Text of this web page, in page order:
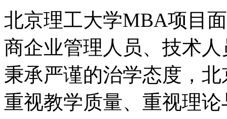
北京理工大学MBA项目
商企业管理人员、技术
秉承严谨的治学态度，
重视教学质量、重视理